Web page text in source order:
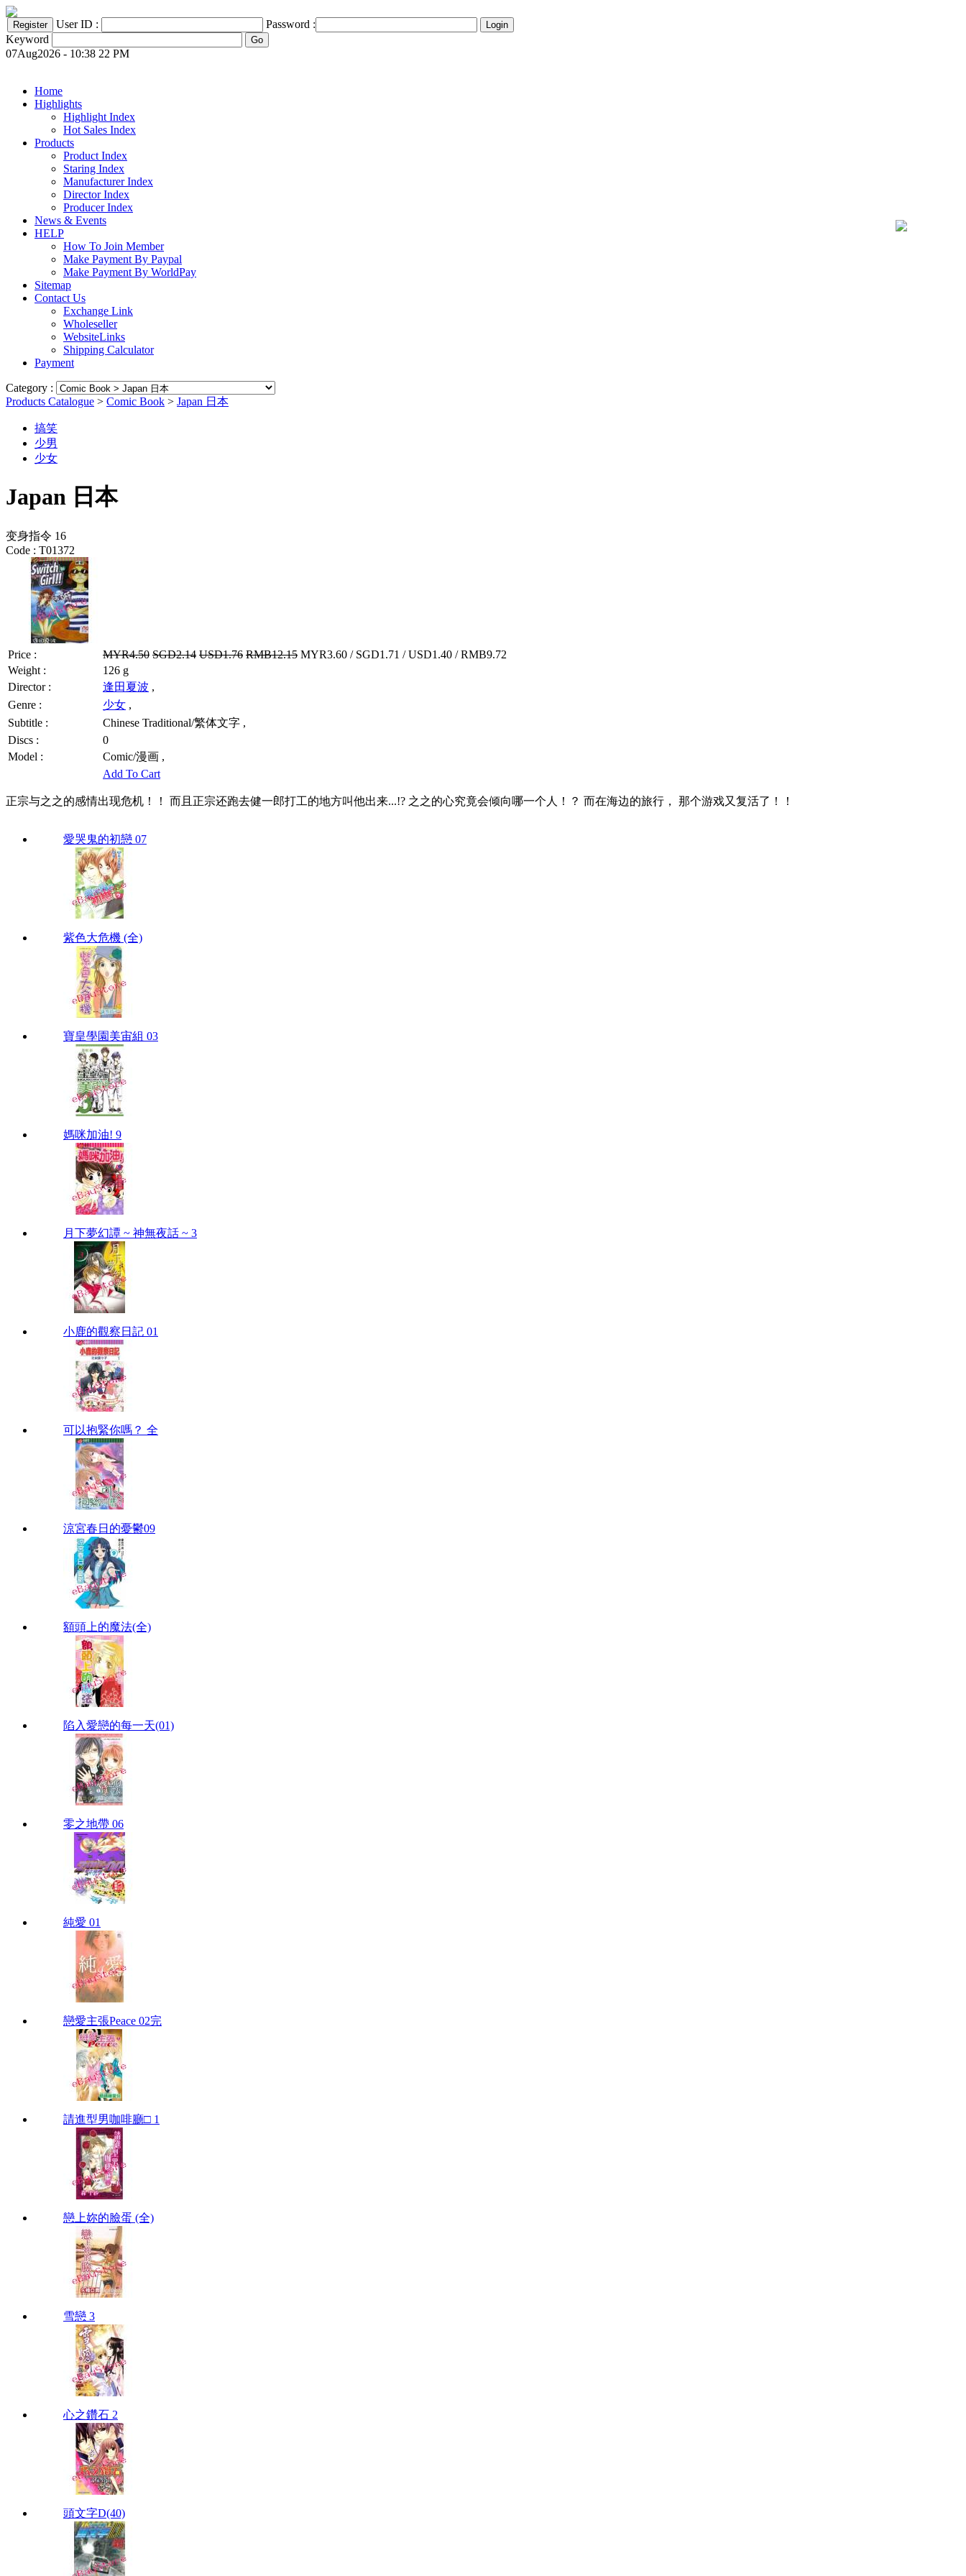
User ID :
Password :
Keyword
07Aug2026 - 10:38 22 PM
Home
Highlights
Highlight Index
Hot Sales Index
Products
Product Index
Staring Index
Manufacturer Index
Director Index
Producer Index
News & Events
HELP
How To Join Member
Make Payment By Paypal
Make Payment By WorldPay
Sitemap
Contact Us
Exchange Link
Wholeseller
WebsiteLinks
Shipping Calculator
Payment
Category :
Products Catalogue > Comic Book > Japan 日本
搞笑
少男
少女
Japan 日本
变身指令 16
Code : T01372
Price : MYR4.50 SGD2.14 USD1.76 RMB12.15 MYR3.60 / SGD1.71 / USD1.40 / RMB9.72
Weight :
126 g
Director :
逢田夏波 ,
Genre :
少女 ,
Subtitle :
Chinese Traditional/繁体文字 ,
Discs :
0
Model :
Comic/漫画 ,
Add To Cart
正宗与之之的感情出现危机！！ 而且正宗还跑去健一郎打工的地方叫他出来...!? 之之的心究竟会倾向哪一个人！？ 而在海边的旅行， 那个游戏又复活了！！
愛哭鬼的初戀 07
紫色大危機 (全)
寶皇學園美宙組 03
媽咪加油! 9
月下夢幻譚 ~ 神無夜話 ~ 3
小鹿的觀察日記 01
可以抱緊你嗎？ 全
涼宮春日的憂鬱09
額頭上的魔法(全)
陷入愛戀的每一天(01)
零之地帶 06
純愛 01
戀愛主張Peace 02完
請進型男咖啡廳□ 1
戀上妳的臉蛋 (全)
雪戀 3
心之鑽石 2
頭文字D(40)